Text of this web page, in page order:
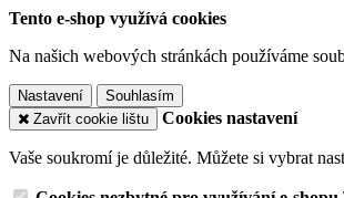
Tento e-shop využívá cookies
Na našich webových stránkách používáme
Nastavení
Souhlasím
Zavřít cookie lištu
Cookies nastavení
Vaše soukromí je důležité. Můžete si vybrat